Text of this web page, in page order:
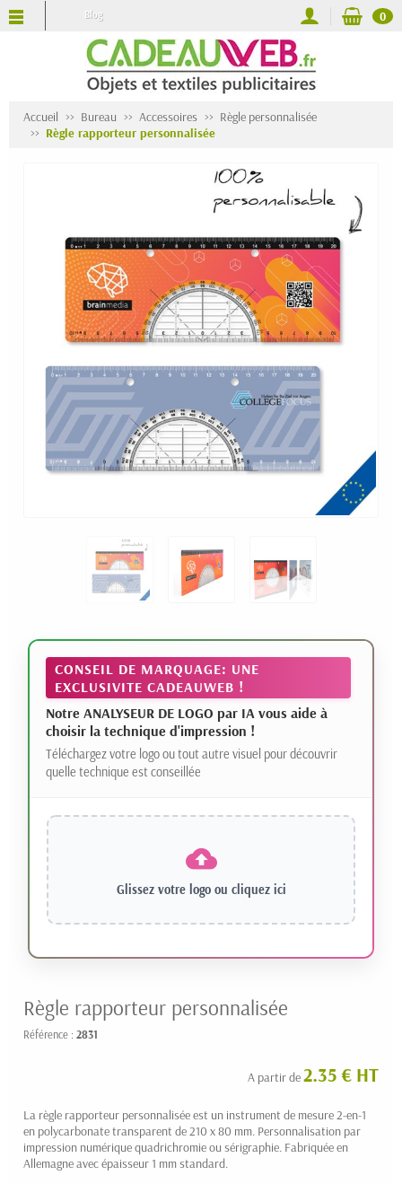
Blog 0
Accueil Bureau Accessoires
Règle personnalisée
Règle rapporteur personnalisée
CONSEIL DE MARQUAGE: UNE
EXCLUSIVITE CADEAUWEB !
Notre ANALYSEUR DE LOGO par IA vous aide à
choisir la technique d'impression !
Téléchargez votre logo ou tout autre visuel pour découvrir
quelle technique est conseillée
Glissez votre logo ou cliquez ici
Règle rapporteur personnalisée
Référence : 2831
A partir de2.35 € HT
La règle rapporteur personnalisée est un instrument de mesure 2-en-1
en polycarbonate transparent de 210 x 80 mm. Personnalisation par
impression numérique quadrichromie ou sérigraphie. Fabriquée en
Allemagne avec épaisseur 1 mm standard.